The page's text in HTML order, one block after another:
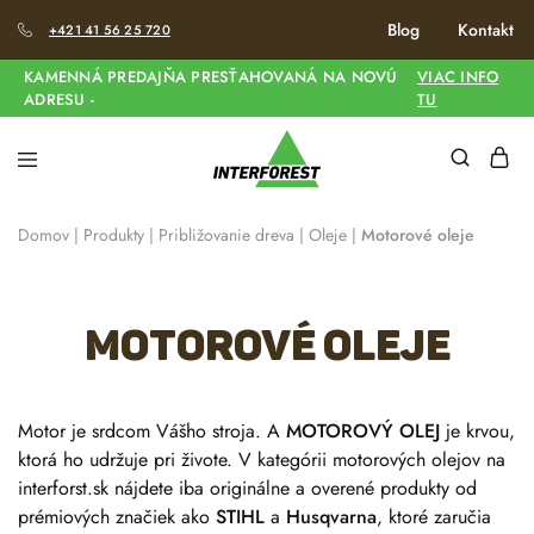
+421 41 56 25 720 Blog Kontakt
KAMENNÁ PREDAJŇA PRESŤAHOVANÁ NA NOVÚ
ADRESU -
VIAC INFO
TU
Domov | Produkty | Približovanie dreva | Oleje | Motorové oleje
Motorové oleje
Motor je srdcom Vášho stroja. A MOTOROVÝ OLEJ je krvou,
ktorá ho udržuje pri živote. V kategórii motorových olejov na
interforst.sk nájdete iba originálne a overené produkty od
prémiových značiek ako STIHL a Husqvarna, ktoré zaručia